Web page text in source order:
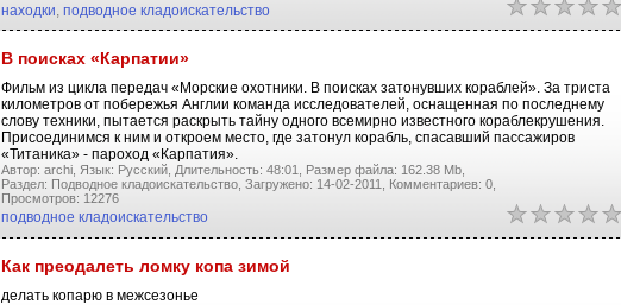
находки, подводное кладоискательство
В поисках «Карпатии»
Фильм из цикла передач «Морские охотники. В поисках затонувших кораблей». За триста
километров от побережья Англии команда исследователей, оснащенная по последнему
слову техники, пытается раскрыть тайну одного всемирно известного кораблекрушения.
Присоединимся к ним и откроем место, где затонул корабль, спасавший пассажиров
«Титаника» - пароход «Карпатия».
Автор: archi, Язык: Русский, Длительность: 48:01,
Размер файла: 162.38 Mb,
Раздел: Подводное кладоискательство, Загружено: 14-02-2011,
Комментариев: 0,
Просмотров: 12276
подводное кладоискательство
Как преодалеть ломку копа зимой
делать копарю в межсезонье